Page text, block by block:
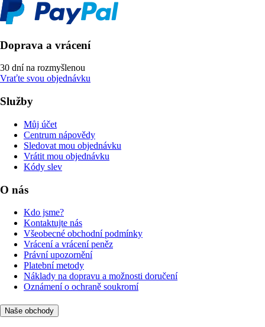
Doprava a vrácení
30 dní na rozmyšlenou
Vraťte svou objednávku
Služby
Můj účet
Centrum nápovědy
Sledovat mou objednávku
Vrátit mou objednávku
Kódy slev
O nás
Kdo jsme?
Kontaktujte nás
Všeobecné obchodní podmínky
Vrácení a vrácení peněz
Právní upozornění
Platební metody
Náklady na dopravu a možnosti doručení
Oznámení o ochraně soukromí
Naše obchody